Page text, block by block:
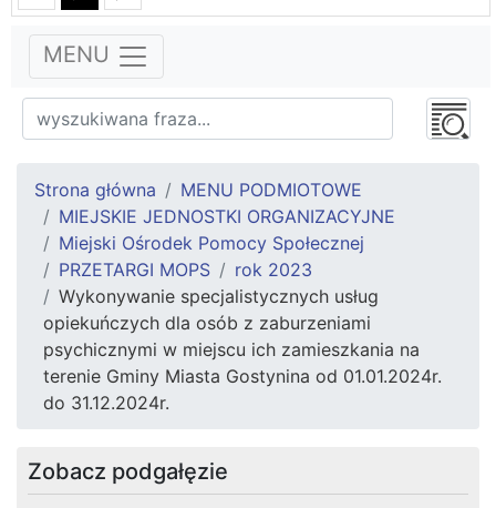
MENU
Strona główna
MENU PODMIOTOWE
MIEJSKIE JEDNOSTKI ORGANIZACYJNE
Miejski Ośrodek Pomocy Społecznej
PRZETARGI MOPS
rok 2023
Wykonywanie specjalistycznych usług
opiekuńczych dla osób z zaburzeniami
psychicznymi w miejscu ich zamieszkania na
terenie Gminy Miasta Gostynina od 01.01.2024r.
do 31.12.2024r.
Zobacz podgałęzie